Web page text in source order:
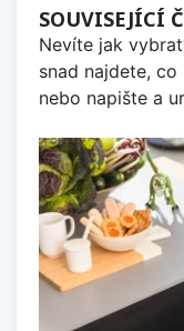
SOUVISEJÍCÍ
Nevíte jak
snad najdete,
nebo napište a